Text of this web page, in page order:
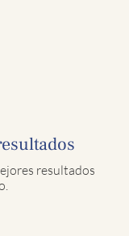
resultados